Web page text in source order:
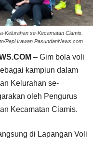
Kelurahan se-Kecamatan Ciamis.
Pepi Irawan.PasundanNews.com
– Gim bola voli
kampiun dalam
Kelurahan se-
oleh Pengurus
Kecamatan Ciamis.
di Lapangan Voli